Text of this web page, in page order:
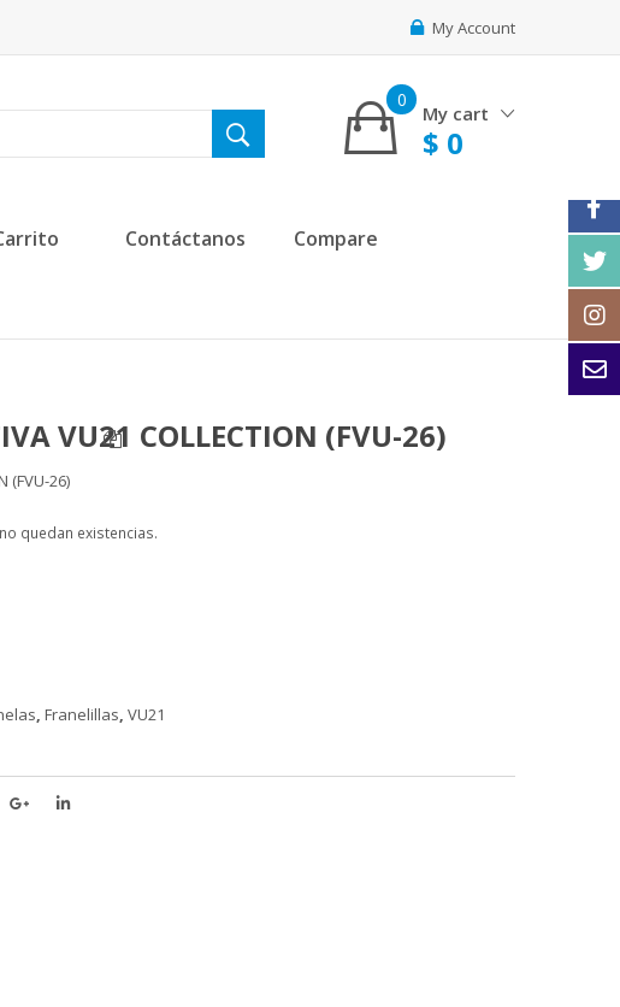
My Account
My cart
0
$ 0
Contáctanos Compare
VU21 COLLECTION (FVU-26)
(FVU-26)
quedan existencias.
, Franelillas, VU21